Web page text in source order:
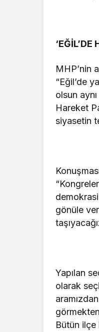
MHP’nin
“Eğil’de
olsun
Hareket
siyasetin
gönüle
Yapılan
olarak
Bütün ilçe